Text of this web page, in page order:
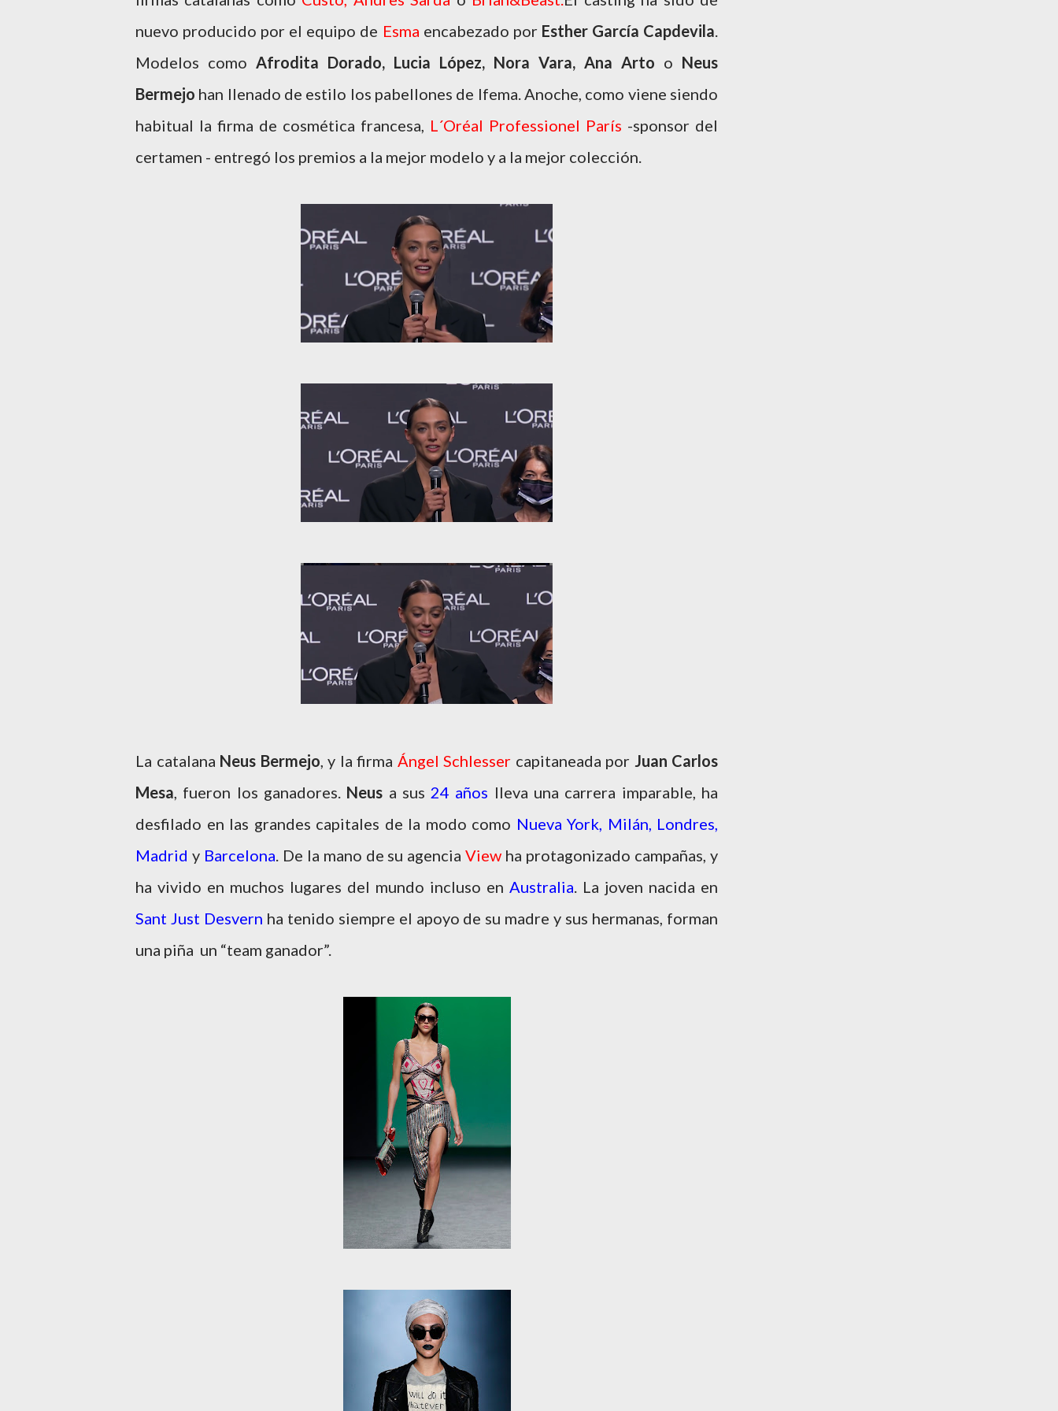
nuevo producido por el equipo de Esma encabezado porEsther García Capdevila.
Modelos como Afrodita Dorado, Lucia López, Nora Vara, Ana Arto o Neus
Bermejo han llenado de estilo los pabellones de Ifema. Anoche, como viene siendo
habitual la firma de cosmética francesa, L´Oréal Professionel París -sponsor del
certamen - entregó los premios a la mejor modelo y a la mejor colección.
La catalana Neus Bermejo, y la firma Ángel Schlesser capitaneada por Juan Carlos
Mesa, fueron los ganadores. Neus a sus 24 años lleva una carrera imparable, ha
desfilado en las grandes capitales de la modo como Nueva York, Milán, Londres,
Madrid y Barcelona. De la mano de su agenciaView ha protagonizado campañas, y
ha vivido en muchos lugares del mundo incluso en Australia. La joven nacida en
Sant Just Desvern ha tenido siempre el apoyo de su madre y sus hermanas, forman
una piña un “team ganador”.